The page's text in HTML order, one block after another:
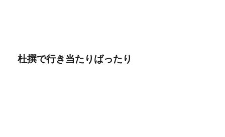
杜撰で行き当たりばったり